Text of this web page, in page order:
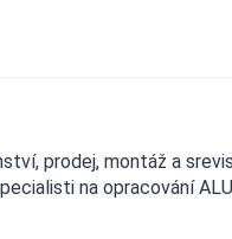
prodej, montáž a
na opracování ALU